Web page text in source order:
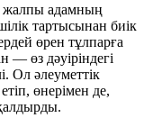
жалпы адамның
тартысынан биік
өрен тұлпарға
— өз дәуіріндегі
Ол әлеуметтік
өнерімен де,